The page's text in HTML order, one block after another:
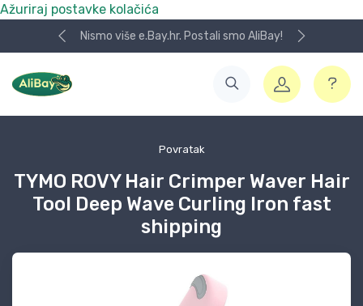
Ažuriraj postavke kolačića
Nismo više e.Bay.hr. Postali smo AliBay!
Povratak
TYMO ROVY Hair Crimper Waver Hair
Tool Deep Wave Curling Iron fast
shipping